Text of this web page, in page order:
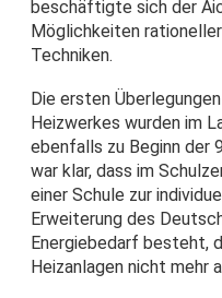
beschäftigte sich der
Möglichkeiten
Techniken.
Die ersten
Heizwerkes wurden im
ebenfalls zu Beginn der
war klar, dass im
einer Schule zur
Erweiterung des
Energiebedarf besteht,
Heizanlagen nicht mehr